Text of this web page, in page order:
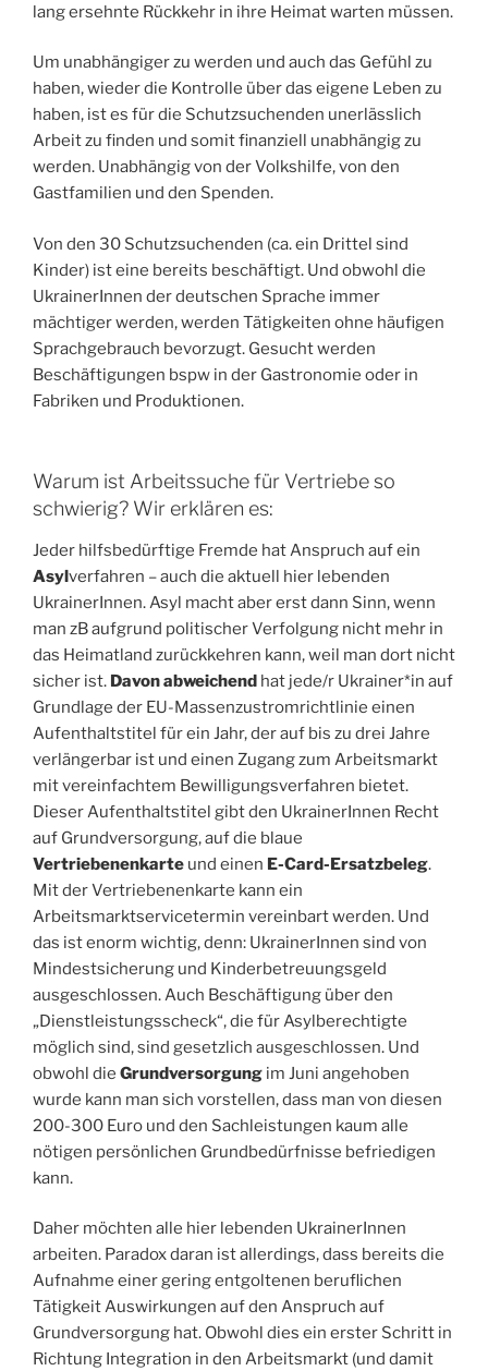
lang ersehnte Rückkehr in ihre Heimat warten müssen.
Um unabhängiger zu werden und auch das Gefühl zu
haben, wieder die Kontrolle über das eigene Leben zu
haben, ist es für die Schutzsuchenden unerlässlich
Arbeit zu finden und somit finanziell unabhängig zu
werden. Unabhängig von der Volkshilfe, von den
Gastfamilien und den Spenden.
Von den 30 Schutzsuchenden (ca. ein Drittel sind
Kinder) ist eine bereits beschäftigt. Und obwohl die
UkrainerInnen der deutschen Sprache immer
mächtiger werden, werden Tätigkeiten ohne häufigen
Sprachgebrauch bevorzugt. Gesucht werden
Beschäftigungen bspw in der Gastronomie oder in
Fabriken und Produktionen.
Warum ist Arbeitssuche für Vertriebe so
schwierig? Wir erklären es:
Jeder hilfsbedürftige Fremde hat Anspruch auf ein
Asylverfahren – auch die aktuell hier lebenden
UkrainerInnen. Asyl macht aber erst dann Sinn, wenn
man zB aufgrund politischer Verfolgung nicht mehr in
das Heimatland zurückkehren kann, weil man dort nicht
sicher ist. Davon abweichend hat jede/r Ukrainer*in auf
Grundlage der EU-Massenzustromrichtlinie einen
Aufenthaltstitel für ein Jahr, der auf bis zu drei Jahre
verlängerbar ist und einen Zugang zum Arbeitsmarkt
mit vereinfachtem Bewilligungsverfahren bietet.
Dieser Aufenthaltstitel gibt den UkrainerInnen Recht
auf Grundversorgung, auf die blaue
Vertriebenenkarte und einen E-Card-Ersatzbeleg.
Mit der Vertriebenenkarte kann ein
Arbeitsmarktservicetermin vereinbart werden. Und
das ist enorm wichtig, denn: UkrainerInnen sind von
Mindestsicherung und Kinderbetreuungsgeld
ausgeschlossen. Auch Beschäftigung über den
„Dienstleistungsscheck“, die für Asylberechtigte
möglich sind, sind gesetzlich ausgeschlossen. Und
obwohl die Grundversorgung im Juni angehoben
wurde kann man sich vorstellen, dass man von diesen
200-300 Euro und den Sachleistungen kaum alle
nötigen persönlichen Grundbedürfnisse befriedigen
kann.
Daher möchten alle hier lebenden UkrainerInnen
arbeiten. Paradox daran ist allerdings, dass bereits die
Aufnahme einer gering entgoltenen beruflichen
Tätigkeit Auswirkungen auf den Anspruch auf
Grundversorgung hat. Obwohl dies ein erster Schritt in
Richtung Integration in den Arbeitsmarkt (und damit